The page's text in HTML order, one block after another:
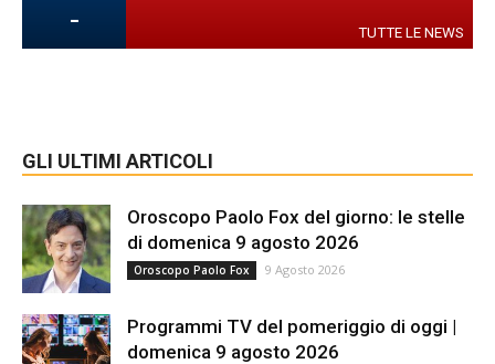
- TUTTE LE NEWS
GLI ULTIMI ARTICOLI
Oroscopo Paolo Fox del giorno: le stelle
di domenica 9 agosto 2026
Oroscopo Paolo Fox 9 Agosto 2026
Programmi TV del pomeriggio di oggi |
domenica 9 agosto 2026